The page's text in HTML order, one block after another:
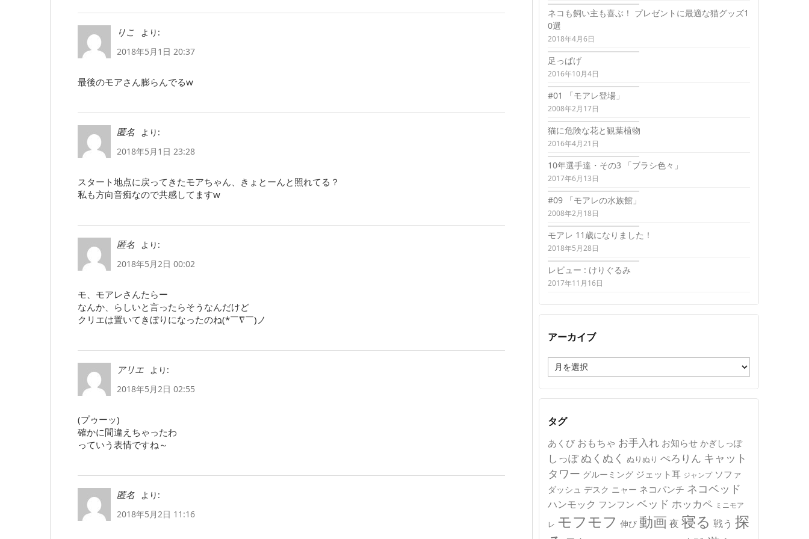
りこ
より:
2018年5月1日 20:37
最後のモアさん膨らんでるw
匿名
より:
2018年5月1日 23:28
スタート地点に戻ってきたモアちゃん、きょとーんと照れてる？
私も方向音痴なので共感してますw
匿名
より:
2018年5月2日 00:02
モ、モアレさんたらー
なんか、らしいと言ったらそうなんだけど
クリエは置いてきぼりになったのね(*￣∇￣)ノ
アリエ
より:
2018年5月2日 02:55
(プゥーッ)
確かに間違えちゃったわ
っていう表情ですね～
匿名
より:
2018年5月2日 11:16
ネコも飼い主も喜ぶ！ プレゼントに最適な猫グッズ1
0選
2018年4月6日
足っぱげ
2016年10月4日
#01 「モアレ登場」
2008年2月17日
猫に危険な花と観葉植物
2016年4月21日
10年選手達・その3 「ブラシ色々」
2017年6月13日
#09 「モアレの水族館」
2008年2月18日
モアレ 11歳になりました！
2018年5月28日
レビュー : けりぐるみ
2017年11月16日
アーカイブ
ー
カ
イ
タグ
あくび おもちゃ お手入れ お知らせ かぎしっぽ
しっぽ ぬくぬく ぬりぬり ぺろりん キャット
タワー グルーミング ジェット耳 ジャンプ ソファ
ダッシュ デスク ニャー ネコパンチ ネコベッド
ハンモック フンフン ベッド ホッカペ ミニモア
レ モフモフ 伸び 動画 夜 寝る 戦う 探